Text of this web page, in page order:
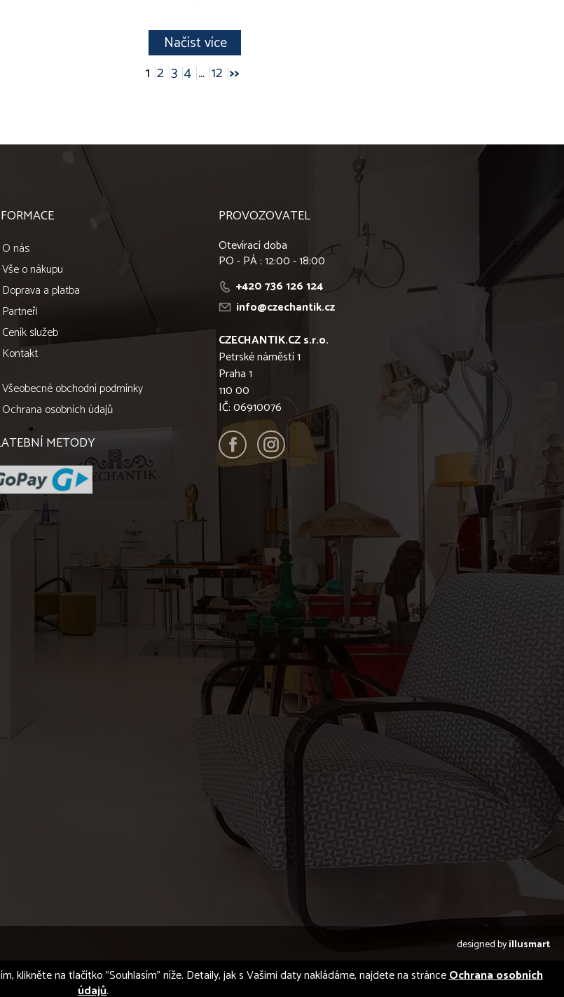
Načíst více
1 2 3 4 ... 12 >>
O nás
Vše o nákupu
Doprava a platba
Partneři
Ceník služeb
Kontakt
Všeobecné obchodní podmínky
Ochrana osobních údajů
METODY
PROVOZOVATEL
Otevírací doba
PO - PÁ : 12:00 - 18:00
+420 736 126 124
info@czechantik.cz
CZECHANTIK.CZ s.r.o.
Petrské náměstí 1
Praha 1
110 00
IČ: 06910076
designed byillusmart
klikněte na tlačítko "Souhlasím" níže. Detaily, jak s Vašimi daty nakládáme, najdete na stránceOchrana osobních
údajů.